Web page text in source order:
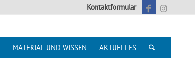
Kontaktformular
MATERIAL UND WISSEN AKTUELLES